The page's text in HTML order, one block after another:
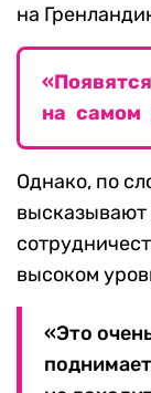
на
на самом
Однако, по
высоком
«Это